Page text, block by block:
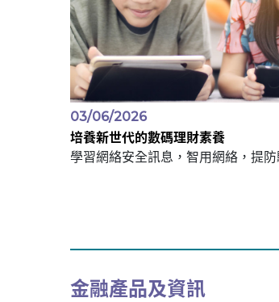
03/06/2026
培養新世代的數碼理財素養
學習網絡安全訊息，智用網絡，提防
金融產品及資訊